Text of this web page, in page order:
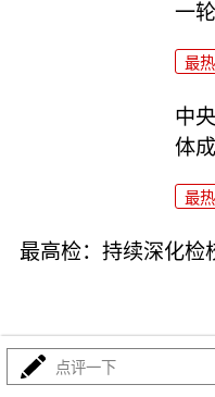
一
最热
中
体
最热
最高检：持续深化检
点评一下